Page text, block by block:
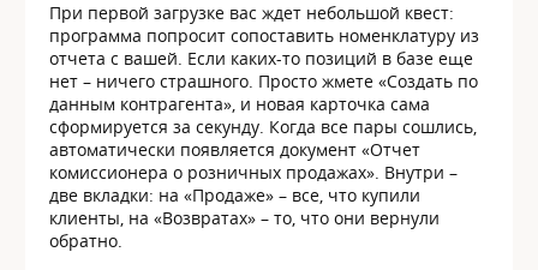
При первой загрузке вас ждет небольшой квест:
программа попросит сопоставить номенклатуру из
отчета с вашей. Если каких-то позиций в базе еще
нет – ничего страшного. Просто жмете «Создать по
данным контрагента», и новая карточка сама
сформируется за секунду. Когда все пары сошлись,
автоматически появляется документ «Отчет
комиссионера о розничных продажах». Внутри –
две вкладки: на «Продаже» – все, что купили
клиенты, на «Возвратах» – то, что они вернули
обратно.